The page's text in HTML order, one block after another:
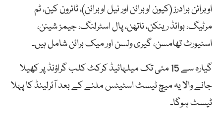
اوبرائن برادرز (کیون اوبرائن اور نیل اوبرائن)، ٹائرون کین، ٹم
مرٹیگ، بوائڈ رینکن، ناتھن، پال اسٹرلنگ، جیمز شینن،
اسٹیورٹ تھامسن، گیری ولسن اور میک برائن شامل ہیں۔
گیارہ سے 15 مئی تک میلہائیڈ کرکٹ کلب گراؤنڈ پر کھیلا
جانے والا یہ میچ ٹیسٹ اسٹیٹس ملنے کے بعد آئرلینڈ کا پہلا
ٹیسٹ ہوگا۔